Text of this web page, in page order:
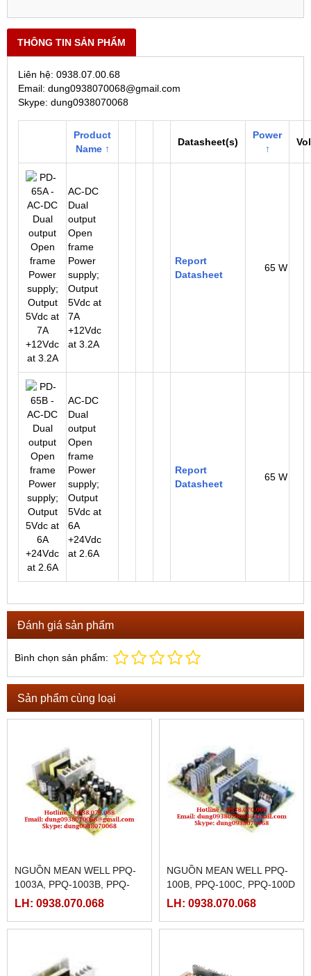
THÔNG TIN SẢN PHẨM
Liên hệ: 0938.07.00.68
Email: dung0938070068@gmail.com
Skype: dung0938070068
Product
Name ↑
Datasheet(s)
Power
↑
AC-DC
Dual
output
Open
frame
Power
supply;
Output
5Vdc at
7A
+12Vdc
at 3.2A
Report
Datasheet
65 W
AC-DC
Dual
output
Open
frame
Power
supply;
Output
5Vdc at
6A
+24Vdc
at 2.6A
Report
Datasheet
65 W
Đánh giá sản phẩm
Bình chọn sản phẩm:
Sản phẩm cùng loại
NGUỒN MEAN WELL PPQ-
1003A, PPQ-1003B, PPQ-
1003C, PPQ-1003D,
LH: 0938.070.068
NGUỒN MEAN WELL PPQ-
100B, PPQ-100C, PPQ-100D
LH: 0938.070.068